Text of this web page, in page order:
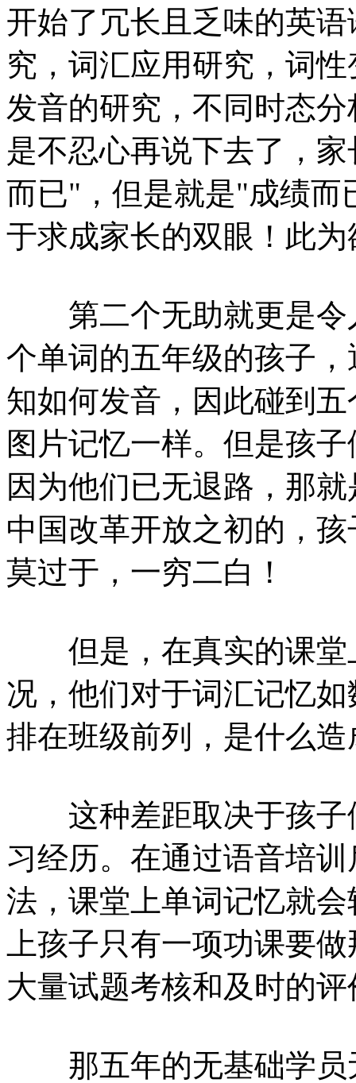
开始了冗长且乏味的英
究，词汇应用研究，词
发音的研究，不同时态
是不忍心再说下去了，
而已"，但是就是"成绩而
于求成家长的双眼！此
第二个无助就更是令
个单词的五年级的孩子
知如何发音，因此碰到
图片记忆一样。但是孩
因为他们已无退路，那
中国改革开放之初的，
莫过于，一穷二白！
但是，在真实的课堂
况，他们对于词汇记忆
排在班级前列，是什么
这种差距取决于孩子
习经历。在通过语音培
法，课堂上单词记忆就
上孩子只有一项功课要
大量试题考核和及时的
那五年的无基础学员